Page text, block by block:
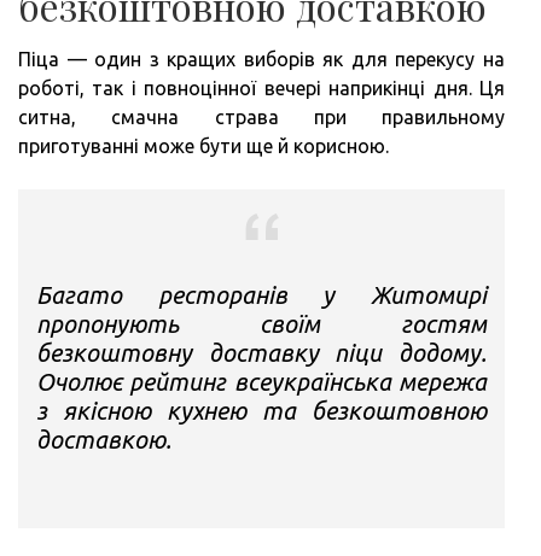
Піца — один з кращих виборів як для перекусу на
роботі, так і повноцінної вечері наприкінці дня. Ця
ситна, смачна страва при правильному
приготуванні може бути ще й корисною.
Багато ресторанів у Житомирі
пропонують своїм гостям
безкоштовну доставку піци додому.
Очолює рейтинг всеукраїнська мережа
з якісною кухнею та безкоштовною
доставкою.